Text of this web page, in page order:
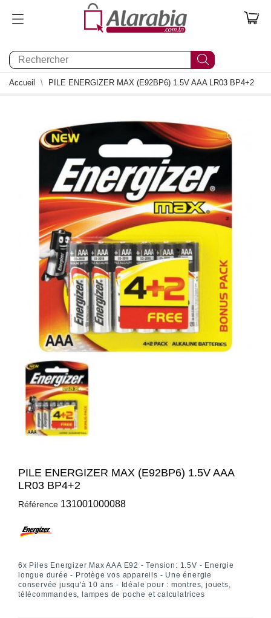
0
Accueil PILE ENERGIZER MAX (E92BP6) 1.5V AAA LR03 BP4+2
PILE ENERGIZER MAX (E92BP6) 1.5V AAA
LR03 BP4+2
Référence 131001000088
6x Piles Energizer Max AAA E92 - Tension: 1.5V - Energie
longue durée - Protège vos appareils - Une énergie
conservée jusqu'à 10 ans - Idéale pour : montres, jouets,
télécommandes, lampes de poche et calculatrices